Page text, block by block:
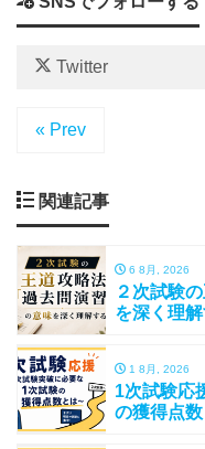
Twitter
« Prev
関連記事
6 8月, 2026
２次試験
を深く理
1 8月, 2026
1次試験応
の獲得点